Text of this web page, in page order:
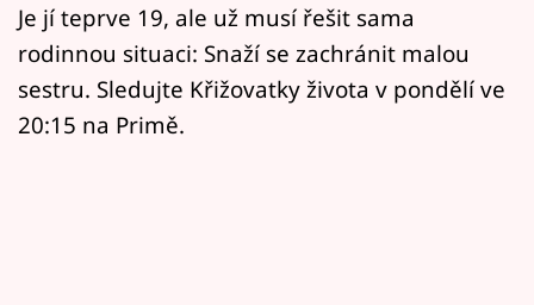
Mámy sobě
Přihlášení
Je jí teprve 19, ale už musí řešit sama
rodinnou situaci: Snaží se zachránit malou
sestru. Sledujte Křižovatky života v pondělí ve
20:15 na Primě.